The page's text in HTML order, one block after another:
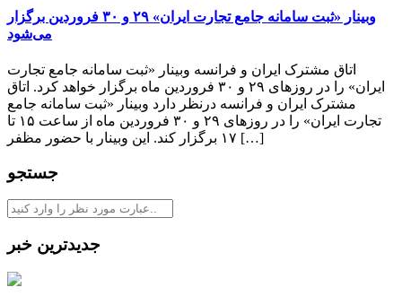
وبینار «ثبت سامانه جامع تجارت ایران» ۲۹ و ۳۰ فروردین برگزار
می‌شود
اتاق مشترک ایران و فرانسه وبینار «ثبت سامانه جامع تجارت
ایران» را در روزهای ۲۹ و ۳۰ فروردین ماه برگزار خواهد کرد. اتاق
مشترک ایران و فرانسه درنظر دارد وبینار «ثبت سامانه جامع
تجارت ایران» را در روزهای ۲۹ و ۳۰ فروردین ماه از ساعت ۱۵ تا
۱۷ برگزار کند. این وبینار با حضور مظفر […]
جستجو
جدیدترین خبر